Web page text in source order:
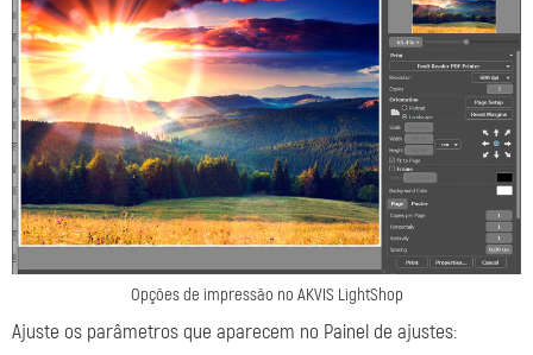
Opções de impressão no AKVIS LightShop
Ajuste os parâmetros que aparecem no Painel de ajustes: